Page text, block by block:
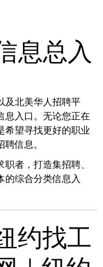
息总入
及北美华人招聘平
息入口。无论您正在
希望寻找更好的职业
信息。
者，打造集招聘、
的综合分类信息入
约找工